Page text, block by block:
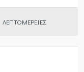
ΛΕΠΤΟΜΈΡΕΙΕΣ